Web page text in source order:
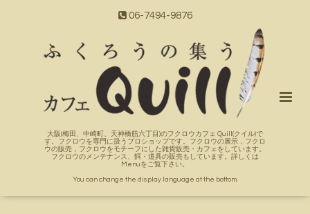
06-7494-9876
大阪(梅田、中崎町、天神橋筋六丁目)のフクロウカフェ Quill(クイル)で
す。フクロウを専門に扱うプロショップです。フクロウの展示，フクロ
ウの販売，フクロウをモチーフにした雑貨販売・カフェをしています。
フクロウのメンテナンス、餌・道具の販売もしています。詳しくは
Menuをご覧下さい。
You can change the display language at the bottom.